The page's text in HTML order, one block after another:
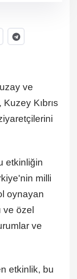
ve
Kıbrıs
etkinliğin
milli
oynayan
ve özel
ve
etkinlik, bu